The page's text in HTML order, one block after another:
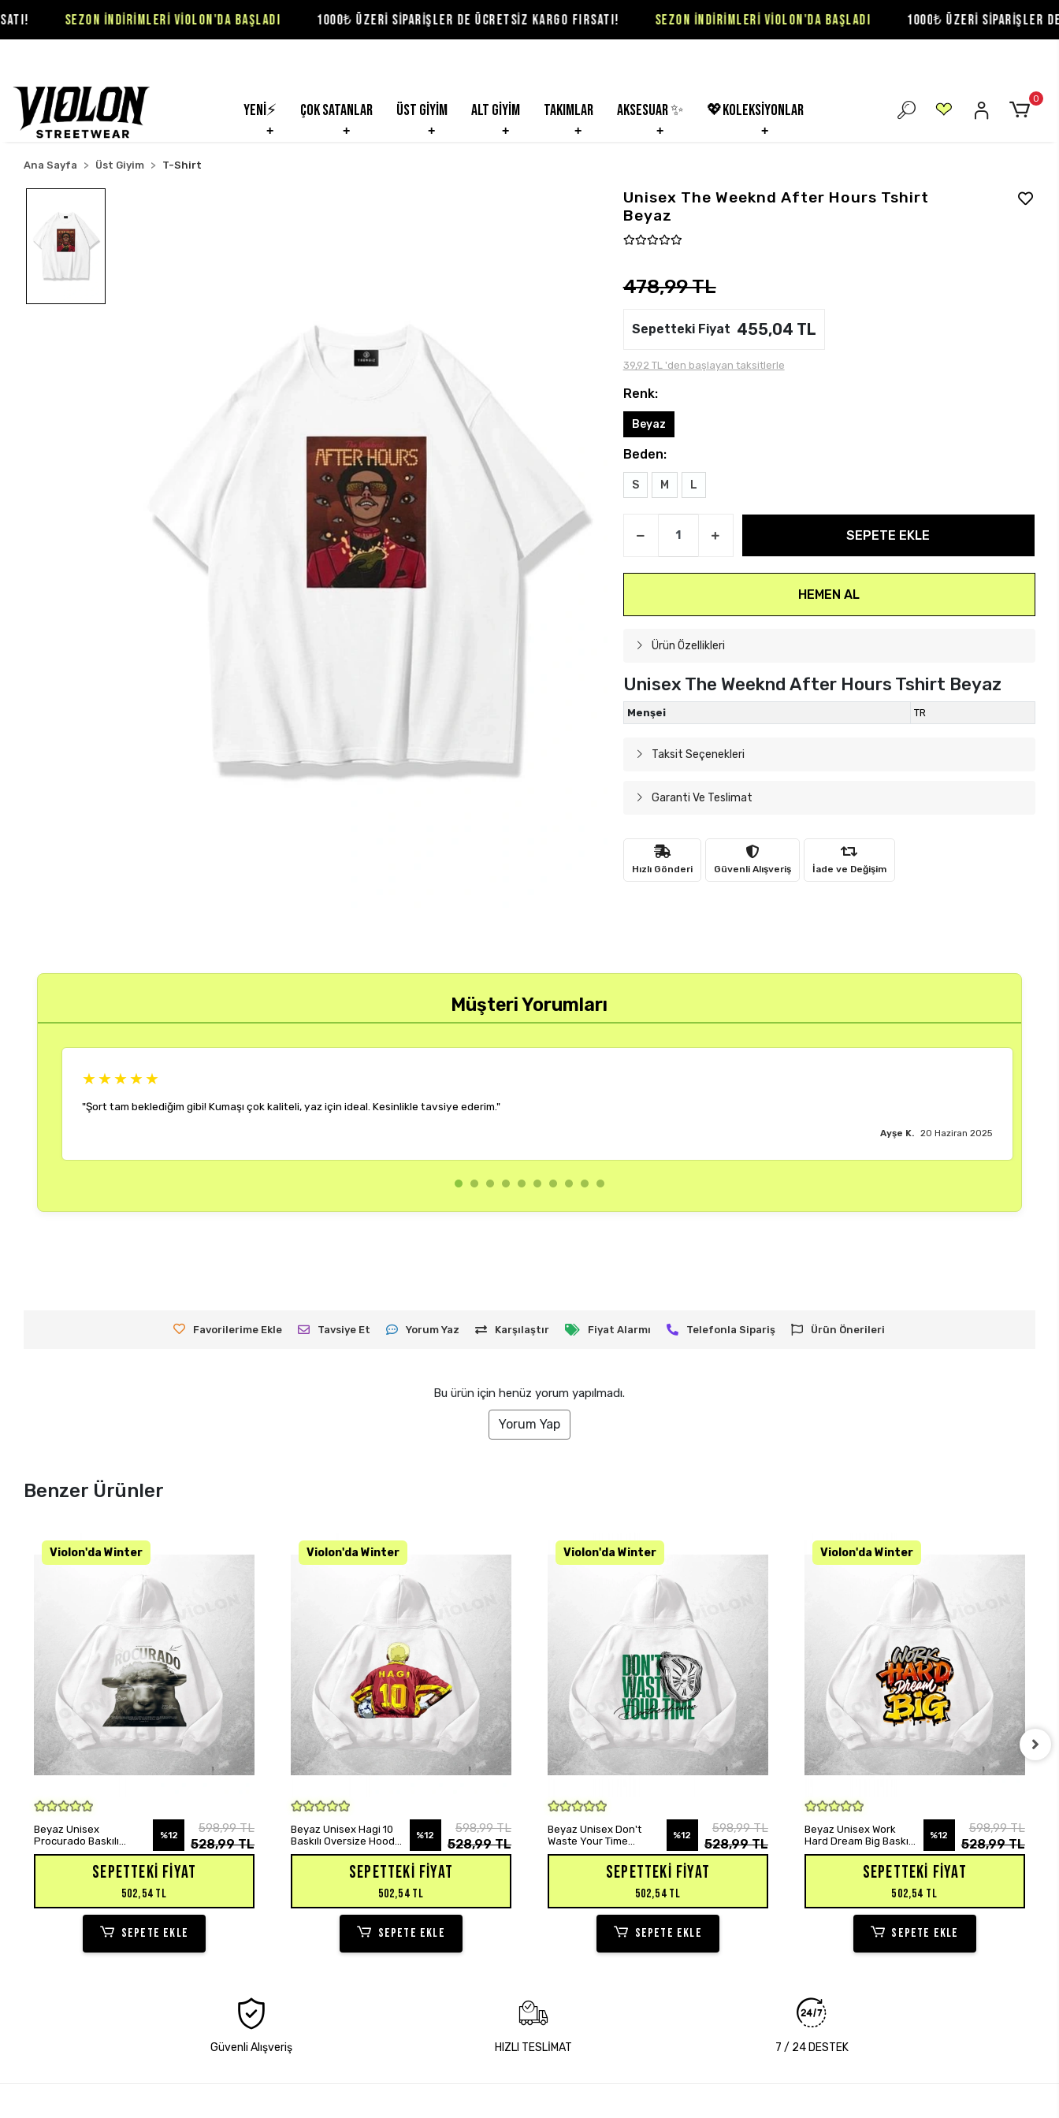
İNDİRİMLERİ VİOLON'DA BAŞLADI 1000₺ ÜZERİ SİPARİŞLER DE ÜCRETSİZ KARGO FIRSATI! SEZON İNDİRİMLERİ VİOLON'DA BAŞLADI 1000₺ ÜZERİ SİPARİŞLER DE ÜCRETSİZ
Yeni⚡ Çok Satanlar Üst Giyim Alt Giyim Takımlar Aksesuar ✨ 💖koleksiyonlar
0
Ana Sayfa Üst Giyim T-Shirt
Unisex The Weeknd After Hours Tshirt
Beyaz
478,99 TL
Sepetteki Fiyat 455,04 TL
39,92 TL 'den başlayan taksitlerle
Renk:
Beyaz
Beden:
S M L
SEPETE EKLE
HEMEN AL
Ürün Özellikleri
Unisex The Weeknd After Hours Tshirt Beyaz
Menşei TR
Taksit Seçenekleri
Garanti Ve Teslimat
Hızlı Gönderi Güvenli Alışveriş İade ve Değişim
Müşteri Yorumları
"Rengi ve kalıbı harika. Her kombinime uyum sağlıyor, çok memnun kaldım."
Favorilerime Ekle Tavsiye Et Yorum Yaz Karşılaştır Fiyat Alarmı Telefonla Sipariş Ürün Önerileri
Bu ürün için henüz yorum yapılmadı.
Yorum Yap
Benzer Ürünler
SEPETE EKLE
Beyaz Unisex
Procurado Baskılı
Oversize Hoodie
%12
598,99 TL
528,99 TL
SEPETTEKI FIYAT
502,54 TL
SEPETE EKLE
SEPETE EKLE
Beyaz Unisex Hagi 10
Baskılı Oversize Hoodie
Sweatshirt
%12
598,99 TL
528,99 TL
SEPETTEKI FIYAT
502,54 TL
SEPETE EKLE
SEPETE EKLE
Beyaz Unisex Don't
Waste Your Time
Baskılı Oversize Hoodie
%12
598,99 TL
528,99 TL
SEPETTEKI FIYAT
502,54 TL
SEPETE EKLE
SEPETE EKLE
Beyaz Unisex Work
Hard Dream Big Baskılı
Oversize Hoodie
%12
598,99 TL
528,99 TL
SEPETTEKI FIYAT
502,54 TL
SEPETE EKLE
Güvenli Alışveriş HIZLI TESLİMAT 7 / 24 DESTEK